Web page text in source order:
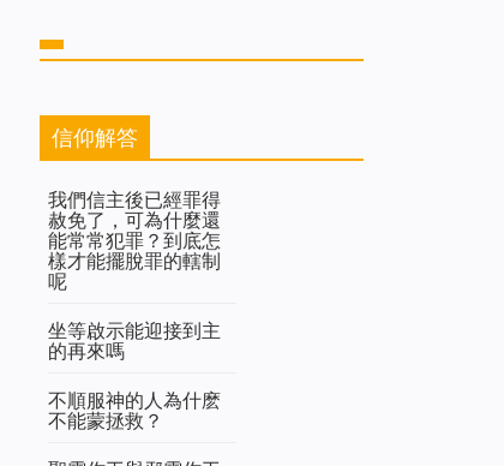
信仰解答
我們信主後已經罪得
赦免了，可為什麼還
能常常犯罪？到底怎
樣才能擺脫罪的轄制
呢
坐等啟示能迎接到主
的再來嗎
不順服神的人為什麽
不能蒙拯救？